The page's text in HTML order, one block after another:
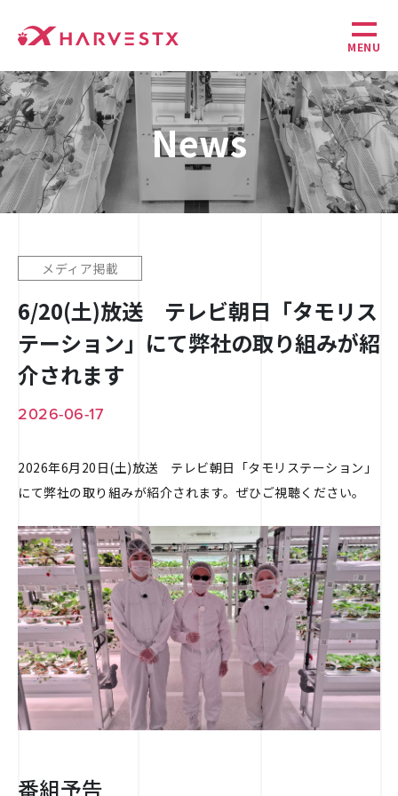
MENU
News
メディア掲載
6/20(土)放送 テレビ朝日「タモリス
テーション」にて弊社の取り組みが紹
介されます
2026-06-17
2026年6月20日(土)放送 テレビ朝日「タモリステーション」
にて弊社の取り組みが紹介されます。ぜひご視聴ください。
番組予告